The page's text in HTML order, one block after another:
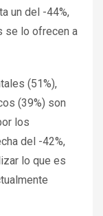
un del -44%,
se lo ofrecen a
(51%),
(39%) son
los
del -42%,
lo que es